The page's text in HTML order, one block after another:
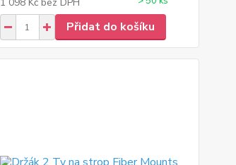
Přidat do košíku